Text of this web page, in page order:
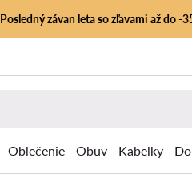
Posledný závan leta so zľavami až do -
Oblečenie Obuv Kabelky